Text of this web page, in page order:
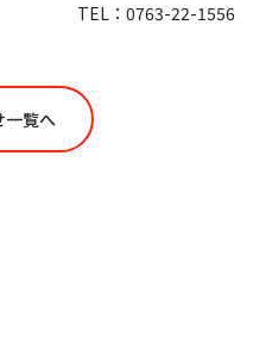
TEL：0763-22-1556
一覧へ